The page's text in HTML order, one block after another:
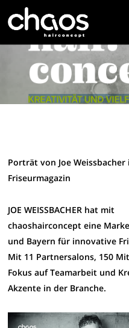
content
Porträt von Joe
Friseurmagazin
JOE WEISSBACHER hat mit
chaoshairconcept eine
und Bayern für innovative
Mit 11 Partnersalons, 150
Fokus auf Teamarbeit und
Akzente in der Branche.